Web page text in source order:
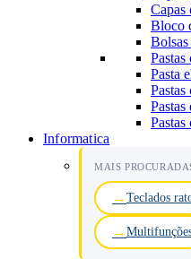
Capas
Bloco
Bolsas
Pasta
Pastas
Pastas
Informatica
MAIS
Teclados